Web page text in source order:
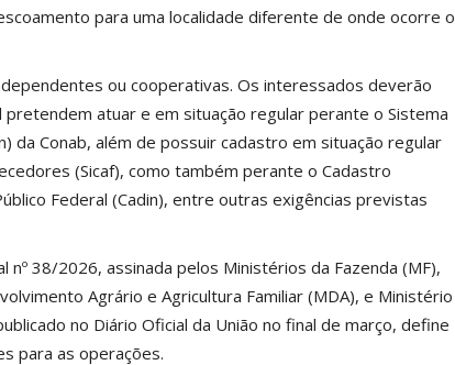
para uma localidade diferente de onde ocorre o
ou cooperativas. Os interessados deverão
atuar e em situação regular perante o Sistema
da Conab, além de possuir cadastro em situação regular
(Sicaf), como também perante o Cadastro
Federal (Cadin), entre outras exigências previstas
38/2026, assinada pelos Ministérios da Fazenda (MF),
Agrário e Agricultura Familiar (MDA), e Ministério
no Diário Oficial da União no final de março, define
para as operações.